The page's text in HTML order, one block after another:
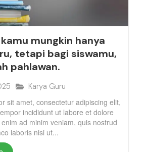
mungkin hanya
tetapi bagi siswamu,
pahlawan.
Karya Guru
sit amet, consectetur adipiscing elit,
incididunt ut labore et dolore
ad minim veniam, quis nostrud
laboris nisi ut...